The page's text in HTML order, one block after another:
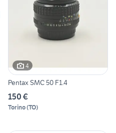
4
Pentax SMC 50 F1.4
150 €
Torino(TO)